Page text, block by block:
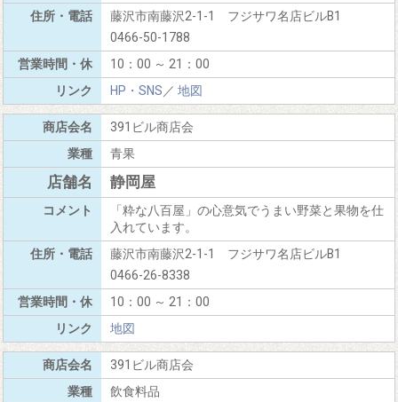
藤沢市南藤沢2-1-1 フジサワ名店ビルB1
0466-50-1788
10：00 ～ 21：00
HP・SNS／ 地図
391ビル商店会
青果
静岡屋
「粋な八百屋」の心意気でうまい野菜と果物を仕
入れています。
藤沢市南藤沢2-1-1 フジサワ名店ビルB1
0466-26-8338
10：00 ～ 21：00
地図
391ビル商店会
飲食料品